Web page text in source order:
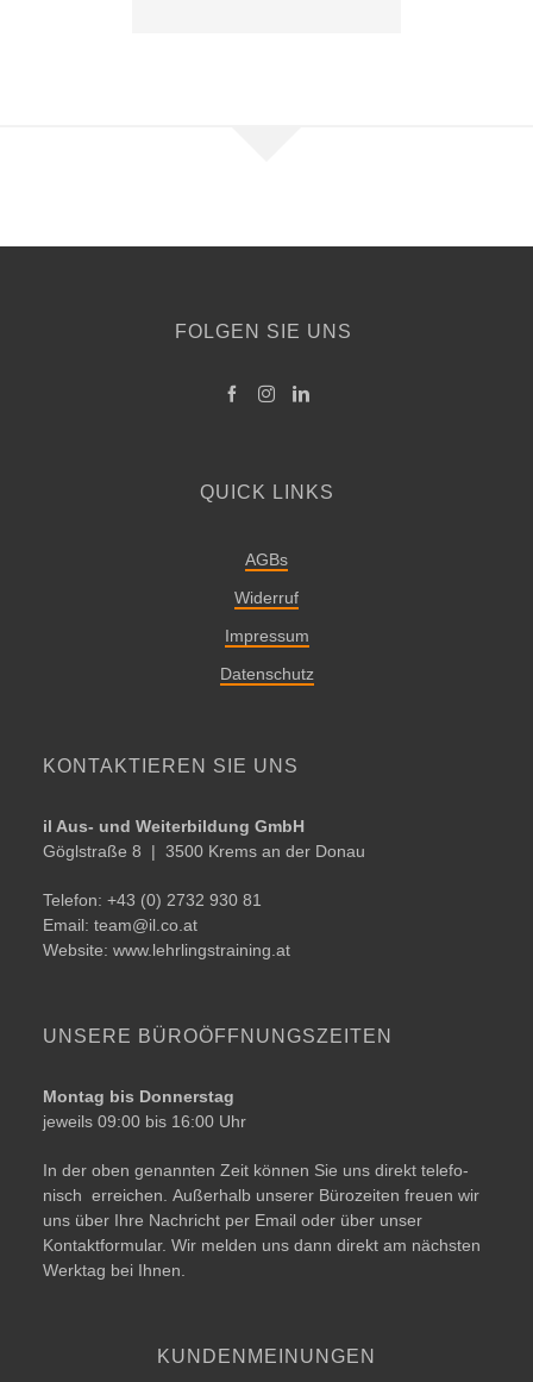
FOLGEN SIE UNS
QUICK LINKS
AGBs
Widerruf
Impressum
Datenschutz
KONTAKTIEREN SIE UNS
il Aus- und Weiterbildung GmbH
Göglstraße 8 | ­­3500 Krems an der Donau
Telefon: +43 (0) 2732 930 81
Email: team@​il.​co.​at
Website: www.lehrlingstraining.at
UNSERE BÜRO­ÖFFNUNGSZEITEN
Montag bis Donnerstag
jeweils 09:00 bis 16:00 Uhr
In der oben genann­ten Zeit kön­nen Sie uns direkt tele­fo­
nisch errei­chen. Außerhalb unse­rer Bürozeiten freu­en wir
uns über Ihre Nachricht per Email oder über unser
Kontaktformular. Wir mel­den uns dann direkt am nächs­ten
Werktag bei Ihnen.
KUNDENMEINUNGEN